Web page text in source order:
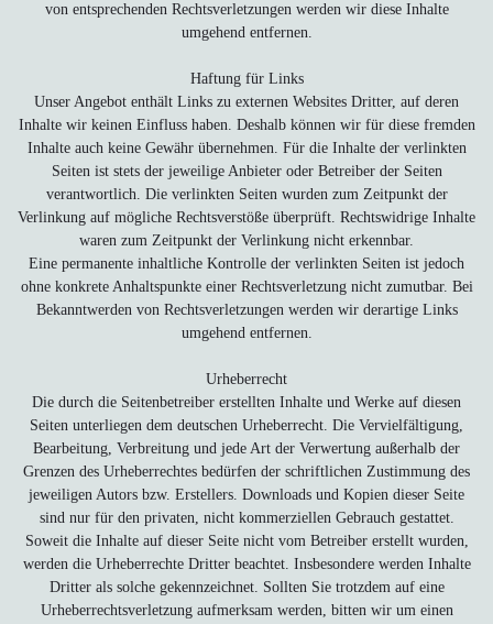
von entsprechenden Rechtsverletzungen werden wir diese Inhalte
umgehend entfernen.
Haftung für Links
Unser Angebot enthält Links zu externen Websites Dritter, auf deren
Inhalte wir keinen Einfluss haben. Deshalb können wir für diese fremden
Inhalte auch keine Gewähr übernehmen. Für die Inhalte der verlinkten
Seiten ist stets der jeweilige Anbieter oder Betreiber der Seiten
verantwortlich. Die verlinkten Seiten wurden zum Zeitpunkt der
Verlinkung auf mögliche Rechtsverstöße überprüft. Rechtswidrige Inhalte
waren zum Zeitpunkt der Verlinkung nicht erkennbar.
Eine permanente inhaltliche Kontrolle der verlinkten Seiten ist jedoch
ohne konkrete Anhaltspunkte einer Rechtsverletzung nicht zumutbar. Bei
Bekanntwerden von Rechtsverletzungen werden wir derartige Links
umgehend entfernen.
Urheberrecht
Die durch die Seitenbetreiber erstellten Inhalte und Werke auf diesen
Seiten unterliegen dem deutschen Urheberrecht. Die Vervielfältigung,
Bearbeitung, Verbreitung und jede Art der Verwertung außerhalb der
Grenzen des Urheberrechtes bedürfen der schriftlichen Zustimmung des
jeweiligen Autors bzw. Erstellers. Downloads und Kopien dieser Seite
sind nur für den privaten, nicht kommerziellen Gebrauch gestattet.
Soweit die Inhalte auf dieser Seite nicht vom Betreiber erstellt wurden,
werden die Urheberrechte Dritter beachtet. Insbesondere werden Inhalte
Dritter als solche gekennzeichnet. Sollten Sie trotzdem auf eine
Urheberrechtsverletzung aufmerksam werden, bitten wir um einen